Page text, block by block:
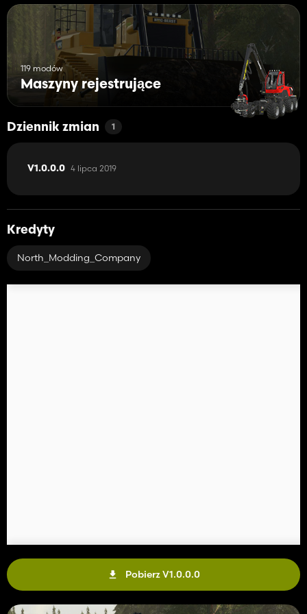
119 modów
Maszyny rejestrujące
Dziennik zmian 1
V1.0.0.0 4 lipca 2019
Kredyty
North_Modding_Company
Pobierz V1.0.0.0